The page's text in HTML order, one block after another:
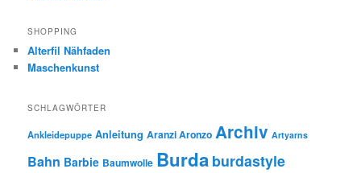
SHOPPING
Alterfil Nähfaden
Maschenkunst
SCHLAGWÖRTER
Ankleidepuppe Anleitung Aranzi Aronzo Archiv Artyarns
Bahn Barbie Baumwolle Burda burdastyle